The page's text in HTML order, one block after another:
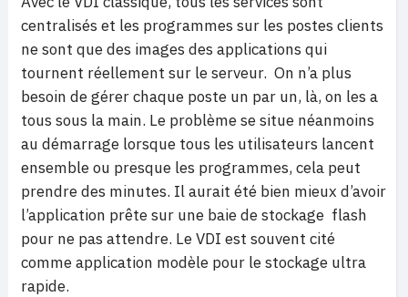
centralisés et les programmes sur les postes clients
ne sont que des images des applications qui
tournent réellement sur le serveur. On n’a plus
besoin de gérer chaque poste un par un, là, on les a
tous sous la main. Le problème se situe néanmoins
au démarrage lorsque tous les utilisateurs lancent
ensemble ou presque les programmes, cela peut
prendre des minutes. Il aurait été bien mieux d’avoir
l’application prête sur une baie de stockage flash
pour ne pas attendre. Le VDI est souvent cité
comme application modèle pour le stockage ultra
rapide.